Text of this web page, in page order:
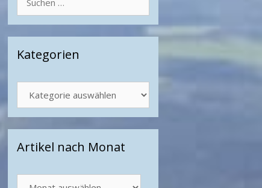
nach:
Kategorien
Artikel nach Monat